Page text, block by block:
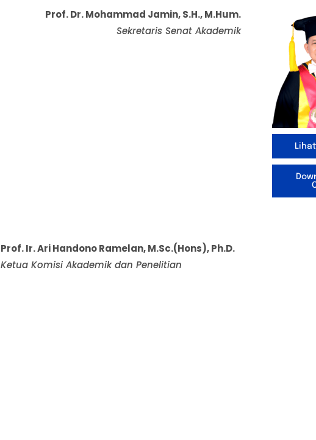
Prof. Dr. Mohammad Jamin, S.H., M.Hum.
Sekretaris Senat Akademik
Prof. Ir. Ari Handono Ramelan, M.Sc.(Hons), Ph.D.
Ketua Komisi Akademik dan Penelitian